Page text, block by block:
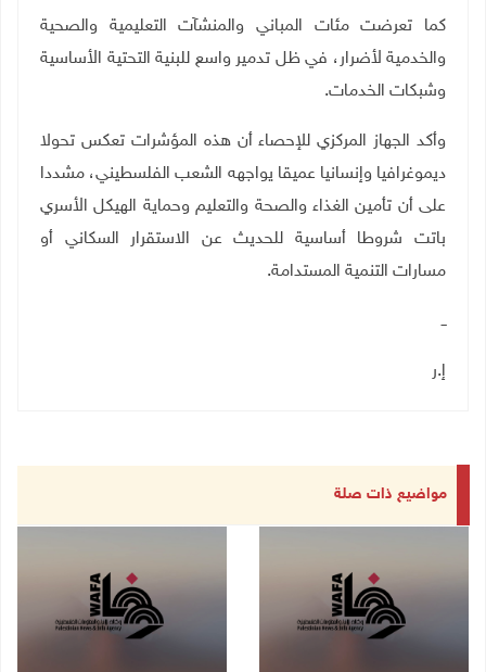
كما تعرضت مئات المباني والمنشآت التعليمية والصحية
والخدمية لأضرار، في ظل تدمير واسع للبنية التحتية الأساسية
وشبكات الخدمات.
وأكد الجهاز المركزي للإحصاء أن هذه المؤشرات تعكس تحولا
ديموغرافيا وإنسانيا عميقا يواجهه الشعب الفلسطيني، مشددا
على أن تأمين الغذاء والصحة والتعليم وحماية الهيكل الأسري
باتت شروطا أساسية للحديث عن الاستقرار السكاني أو
مسارات التنمية المستدامة.
ــ
إ.ر
مواضيع ذات صلة